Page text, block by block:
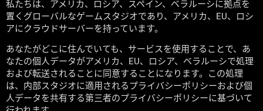
私たちは、アメリカ、ロシア、スペイン、ベラルーシに拠点を
置くグローバルなゲームスタジオであり、アメリカ、EU、ロシ
アにクラウドサーバーを持っています。
あなたがどこに住んでいても、サービスを使用することで、あ
なたの個人データがアメリカ、EU、ロシア、ベラルーシで処理
および転送されることに同意することになります。この処理
は、内部スタジオに適用されるプライバシーポリシーおよび個
人データを共有する第三者のプライバシーポリシーに基づいて